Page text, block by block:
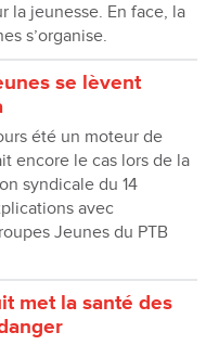
la jeunesse. En face, la
s’organise.
se lèvent
été un moteur de
encore le cas lors de la
syndicale du 14
avec
Jeunes du PTB
met la santé des